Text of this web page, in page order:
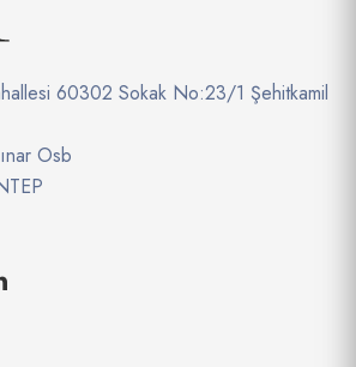
60302 Sokak No:23/1 Şehitkamil
Osb